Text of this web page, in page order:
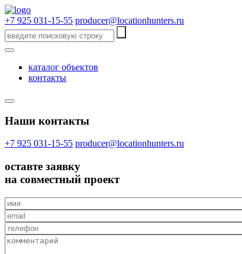
+7 925 031-15-55 producer@locationhunters.ru
каталог объектов
контакты
Наши контакты
+7 925 031-15-55 producer@locationhunters.ru
оставте заявку
на совместный проект